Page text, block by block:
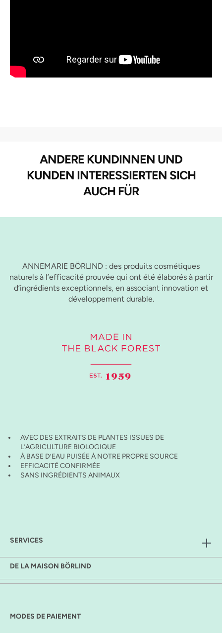
ANDERE KUNDINNEN UND
KUNDEN INTERESSIERTEN SICH
AUCH FÜR
ANNEMARIE BÖRLIND : des produits cosmétiques
naturels à l’efficacité prouvée qui ont été élaborés à partir
d’ingrédients exceptionnels, en associant innovation et
développement durable.
AVEC DES EXTRAITS DE PLANTES ISSUES DE
L’AGRICULTURE BIOLOGIQUE
À BASE D’EAU PUISÉE À NOTRE PROPRE SOURCE
EFFICACITÉ CONFIRMÉE
SANS INGRÉDIENTS ANIMAUX
SERVICES
DE LA MAISON BÖRLIND
MODES DE PAIEMENT